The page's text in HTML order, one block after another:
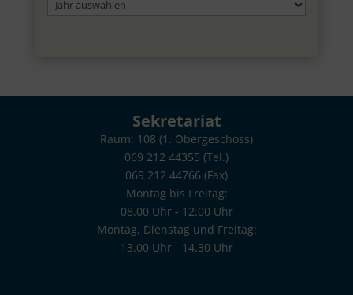
Sekretariat
Raum: 108 (1. Obergeschoss)
069 212 44355 (Tel.)
069 212 44766 (Fax)
Montag bis Freitag:
08.00 Uhr - 12.00 Uhr
Montag, Dienstag und Freitag:
13.00 Uhr - 14.30 Uhr